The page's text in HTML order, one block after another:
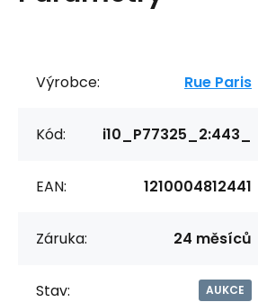
Výrobce: Rue Paris
Kód: i10_P77325_2:443_
EAN: 1210004812441
Záruka: 24 měsíců
Stav: AUKCE